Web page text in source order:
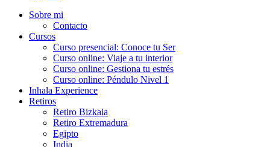
Sobre mi
Contacto
Cursos
Curso presencial: Conoce tu Ser
Curso online: Viaje a tu interior
Curso online: Gestiona tu estrés
Curso online: Péndulo Nivel 1
Inhala Experience
Retiros
Retiro Bizkaia
Retiro Extremadura
Egipto
India